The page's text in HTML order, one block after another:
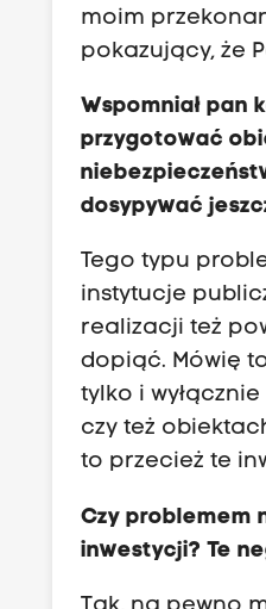
moim
pokazujący, że
Wspomniał pan
przygotować
dosypywać
Tego typu
instytucje
realizacji też
dopiąć. Mówię
tylko i
czy też
to przecież te
Czy problemem
inwestycji? Te